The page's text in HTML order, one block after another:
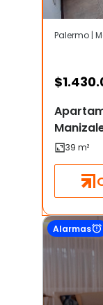
Palermo |
$
Alarmas